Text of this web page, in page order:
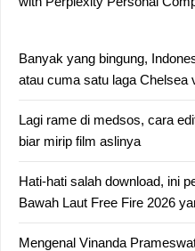
Banyak yang bingung,
atau cuma satu laga Chelsea
Lagi rame di medsos, cara
biar mirip film aslinya
Hati-hati salah download, ini
Bawah Laut Free Fire 2026
Mengenal Vinanda